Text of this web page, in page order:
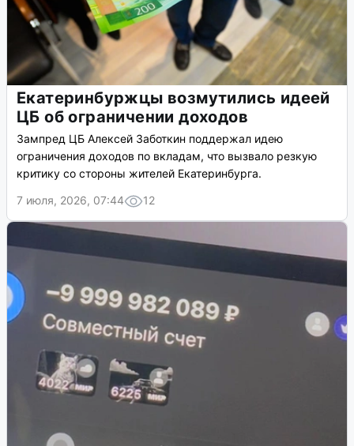
Екатеринбуржцы возмутились идеей
ЦБ об ограничении доходов
Зампред ЦБ Алексей Заботкин поддержал идею
ограничения доходов по вкладам, что вызвало резкую
критику со стороны жителей Екатеринбурга.
7 июля, 2026, 07:44
12